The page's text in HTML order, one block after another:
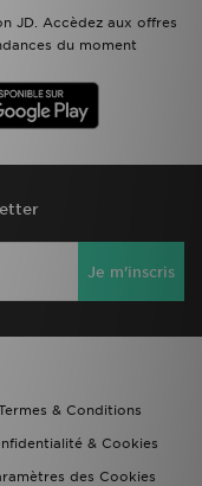
JD. Accèdez aux offres
du moment
Je m'inscris
& Conditions
& Cookies
des Cookies